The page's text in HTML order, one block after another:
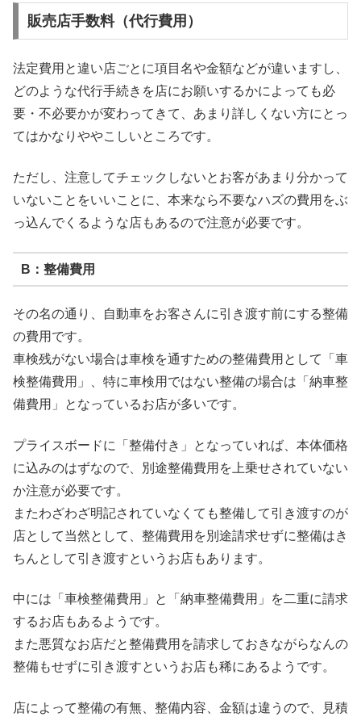
販売店手数料（代行費用）
法定費用と違い店ごとに項目名や金額などが違いますし、
どのような代行手続きを店にお願いするかによっても必
要・不必要かが変わってきて、あまり詳しくない方にとっ
てはかなりややこしいところです。
ただし、注意してチェックしないとお客があまり分かって
いないことをいいことに、本来なら不要なハズの費用をぶ
っ込んでくるような店もあるので注意が必要です。
B：整備費用
その名の通り、自動車をお客さんに引き渡す前にする整備
の費用です。
車検残がない場合は車検を通すための整備費用として「車
検整備費用」、特に車検用ではない整備の場合は「納車整
備費用」となっているお店が多いです。
プライスボードに「整備付き」となっていれば、本体価格
に込みのはずなので、別途整備費用を上乗せされていない
か注意が必要です。
またわざわざ明記されていなくても整備して引き渡すのが
店として当然として、整備費用を別途請求せずに整備はき
ちんとして引き渡すというお店もあります。
中には「車検整備費用」と「納車整備費用」を二重に請求
するお店もあるようです。
また悪質なお店だと整備費用を請求しておきながらなんの
整備もせずに引き渡すというお店も稀にあるようです。
店によって整備の有無、整備内容、金額は違うので、見積